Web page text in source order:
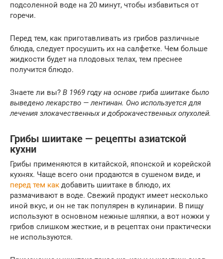
подсоленной воде на 20 минут, чтобы избавиться от
горечи.
Перед тем, как приготавливать из грибов различные
блюда, следует просушить их на салфетке. Чем больше
жидкости будет на плодовых телах, тем преснее
получится блюдо.
Знаете ли вы? В 1969 году на основе гриба шиитаке было
выведено лекарство — лентинан. Оно используется для
лечения злокачественных и доброкачественных опухолей.
Грибы шиитаке — рецепты азиатской
кухни
Грибы применяются в китайской, японской и корейской
кухнях. Чаще всего они продаются в сушеном виде, и
перед тем как добавить шиитаке в блюдо, их
размачивают в воде. Свежий продукт имеет несколько
иной вкус, и он не так популярен в кулинарии. В пищу
используют в основном нежные шляпки, а вот ножки у
грибов слишком жесткие, и в рецептах они практически
не используются.